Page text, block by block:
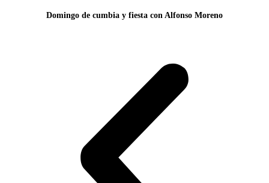
Domingo de cumbia y fiesta con Alfonso Moreno